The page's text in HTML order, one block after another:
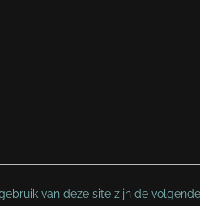
van deze site zijn de